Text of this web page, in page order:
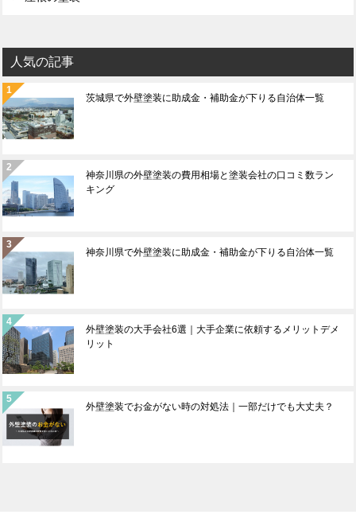
人気の記事
茨城県で外壁塗装に助成金・補助金が下りる自治体一覧
神奈川県の外壁塗装の費用相場と塗装会社の口コミ数ラン
キング
神奈川県で外壁塗装に助成金・補助金が下りる自治体一覧
外壁塗装の大手会社6選｜大手企業に依頼するメリットデメ
リット
外壁塗装でお金がない時の対処法｜一部だけでも大丈夫？